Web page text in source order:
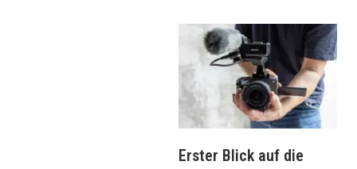
Erster Blick auf die